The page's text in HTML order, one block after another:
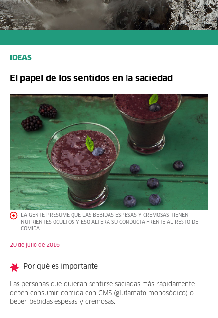
IDEAS
El papel de los sentidos en la saciedad
LA GENTE PRESUME QUE LAS BEBIDAS ESPESAS Y CREMOSAS TIENEN
NUTRIENTES OCULTOS Y ESO ALTERA SU CONDUCTA FRENTE AL RESTO DE
COMIDA.
20 de julio de 2016
Por qué es importante
Las personas que quieran sentirse saciadas más rápidamente
deben consumir comida con GMS (glutamato monosódico) o
beber bebidas espesas y cremosas.